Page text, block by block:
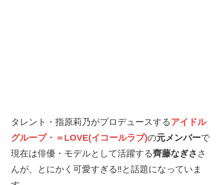
タレント・指原莉乃がプロデュースするアイドル
グループ・＝LOVE(イコールラブ)の元メンバーで
現在は俳優・モデルとして活躍する齊藤なぎさ さ
んが、とにかく可愛すぎる‼と話題になっていま